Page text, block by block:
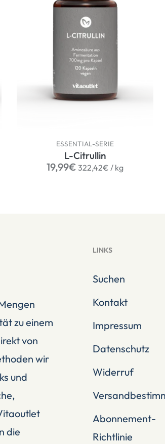
ESSENTIAL-SERIE
L-Citrullin
Normaler
19,99€ 322,42€ / per
kg
zu einem
von
wir
und
die
LINKS
Suchen
Kontakt
Impressum
Datenschutz
Widerruf
Abonnement-
Richtlinie